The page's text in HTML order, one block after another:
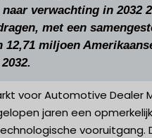
naar verwachting in 2032
met een
12,71 miljoen
voor Automotive Dealer
jaren een